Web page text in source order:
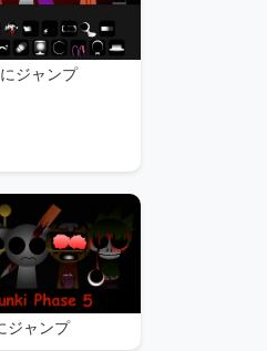
ジャンプ
ジャンプ